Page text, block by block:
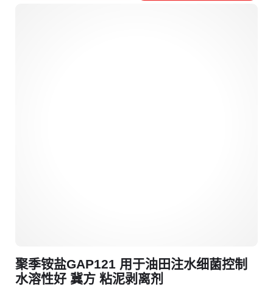
聚季铵盐GAP121 用于油田注水细菌控制
水溶性好 冀方 粘泥剥离剂